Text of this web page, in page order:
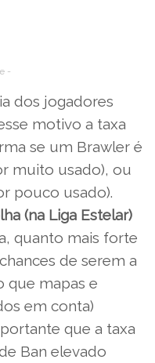
-
dos jogadores
motivo a taxa
se um Brawler é
muito usado), ou
pouco usado).
(na Liga Estelar)
quanto mais forte
de serem a
que mapas e
em conta)
que a taxa
Ban elevado